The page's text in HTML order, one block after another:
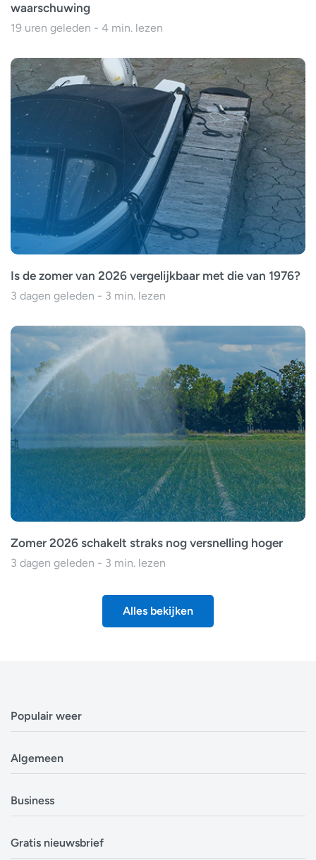
waarschuwing
19 uren geleden - 4 min. lezen
Is de zomer van 2026 vergelijkbaar met die van 1976?
3 dagen geleden - 3 min. lezen
Zomer 2026 schakelt straks nog versnelling hoger
3 dagen geleden - 3 min. lezen
Alles bekijken
Populair weer
Weerbericht Brussel
Weerbericht Eindhoven
Alle locaties in België
Algemeen
Privacyverklaring
Disclaimer
Business
Overheden
Gratis nieuwsbrief